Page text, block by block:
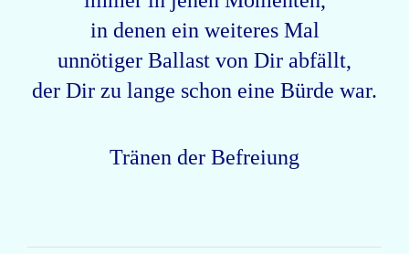
in denen ein weiteres Mal
unnötiger Ballast von Dir abfällt,
der Dir zu lange schon eine Bürde war.
Tränen der Befreiung